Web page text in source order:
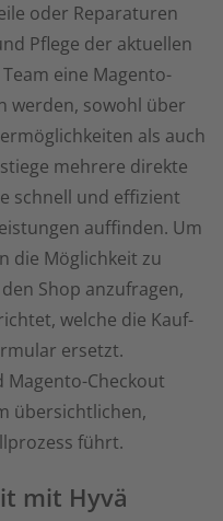
oder Reparaturen
Pflege der aktuellen
eine Magento-
werden, sowohl über
als auch
mehrere direkte
schnell und effizient
auffinden. Um
die Möglichkeit zu
Shop anzufragen,
welche die Kauf-
ersetzt.
Checkout
übersichtlichen,
führt.
mit Hyvä